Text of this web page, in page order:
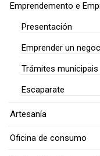
Emprendemento e
Presentación
Emprender un
Trámites municipais
Escaparate
Artesanía
Oficina de consumo